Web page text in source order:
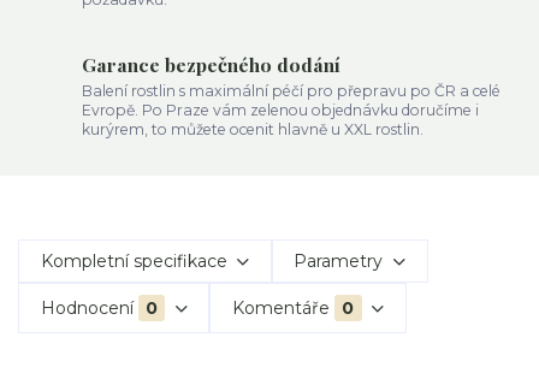
Garance bezpečného dodání
Balení rostlin s maximální péčí pro přepravu po ČR a celé
Evropě. Po Praze vám zelenou objednávku doručíme i
kurýrem, to můžete ocenit hlavně u XXL rostlin.
Kompletní specifikace Parametry
Hodnocení 0 Komentáře 0